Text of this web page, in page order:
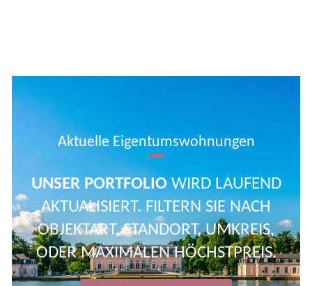
Aktuelle Eigentumswohnungen
UNSER PORTFOLIOWIRD LAUFEND
AKTUALISIERT. FILTERN SIE NACH
OBJEKTART, STANDORT, UMKREIS,
ODER MAXIMALEN HÖCHSTPREIS.